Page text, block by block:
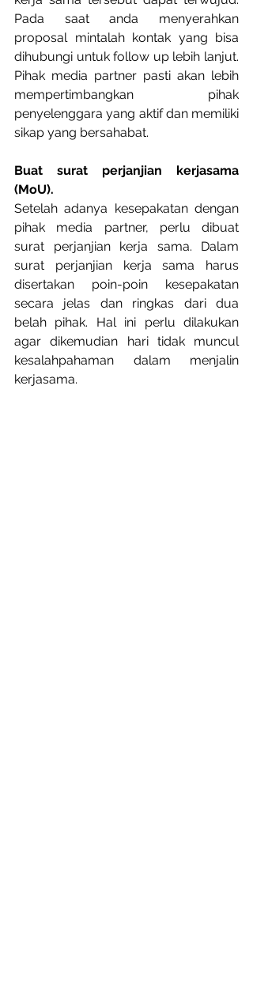
Pada saat anda menyerahkan
proposal mintalah kontak yang bisa
dihubungi untuk follow up lebih lanjut.
Pihak media partner pasti akan lebih
mempertimbangkan pihak
penyelenggara yang aktif dan memiliki
sikap yang bersahabat.
Buat surat perjanjian kerjasama
(MoU).
Setelah adanya kesepakatan dengan
pihak media partner, perlu dibuat
surat perjanjian kerja sama. Dalam
surat perjanjian kerja sama harus
disertakan poin-poin kesepakatan
secara jelas dan ringkas dari dua
belah pihak. Hal ini perlu dilakukan
agar dikemudian hari tidak muncul
kesalahpahaman dalam menjalin
kerjasama.